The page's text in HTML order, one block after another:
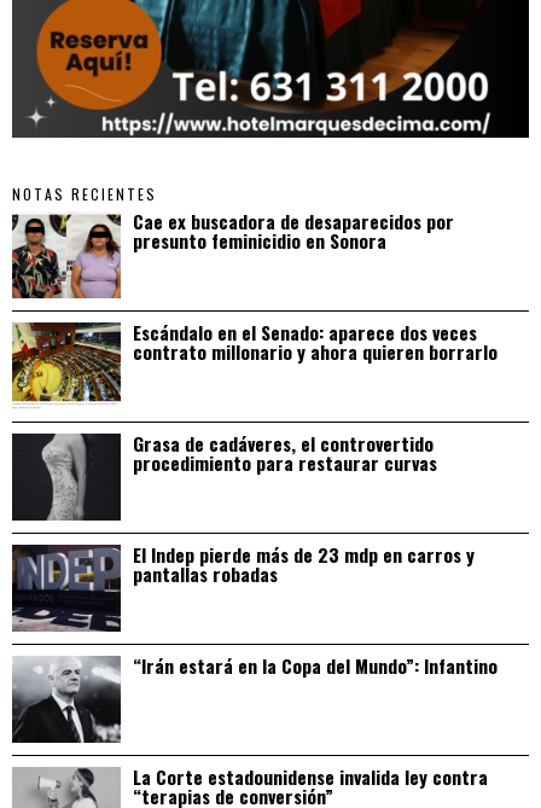
NOTAS RECIENTES
Cae ex buscadora de desaparecidos por
presunto feminicidio en Sonora
Escándalo en el Senado: aparece dos veces
contrato millonario y ahora quieren borrarlo
Grasa de cadáveres, el controvertido
procedimiento para restaurar curvas
El Indep pierde más de 23 mdp en carros y
pantallas robadas
“Irán estará en la Copa del Mundo”: Infantino
La Corte estadounidense invalida ley contra
“terapias de conversión”